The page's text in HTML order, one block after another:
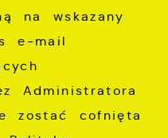
na wskazany
e-mail
Administratora
zostać cofnięta